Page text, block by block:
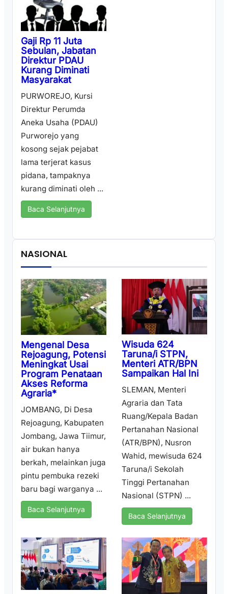
Gaji Rp 11 Juta
Sebulan, Jabatan
Direktur PDAU
Kurang Diminati
Masyarakat
PURWOREJO, Kursi
Direktur Perumda
Aneka Usaha (PDAU)
Purworejo yang
kosong sejak pejabat
lama terjerat kasus
pidana, tampaknya
kurang diminati oleh ...
Baca Selanjutnya
NASIONAL
Mengenal Desa
Rejoagung, Potensi
Meningkat Usai
Program Penataan
Akses Reforma
Agraria*
JOMBANG, Di Desa
Rejoagung, Kabupaten
Jombang, Jawa Tiimur,
air bukan hanya
berkah, melainkan juga
pintu pembuka rezeki
baru bagi warganya ...
Baca Selanjutnya
Wisuda 624
Taruna/i STPN,
Menteri ATR/BPN
Sampaikan Hal Ini
SLEMAN, Menteri
Agraria dan Tata
Ruang/Kepala Badan
Pertanahan Nasional
(ATR/BPN), Nusron
Wahid, mewisuda 624
Taruna/i Sekolah
Tinggi Pertanahan
Nasional (STPN) ...
Baca Selanjutnya